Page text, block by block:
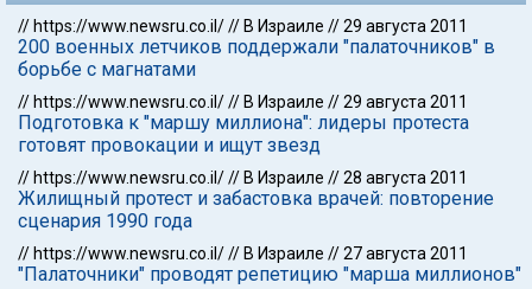
// https://www.newsru.co.il/// В Израиле //29 августа 2011
200 военных летчиков поддержали "палаточников" в
борьбе с магнатами
// https://www.newsru.co.il/// В Израиле //29 августа 2011
Подготовка к "маршу миллиона": лидеры протеста
готовят провокации и ищут звезд
// https://www.newsru.co.il/// В Израиле //28 августа 2011
Жилищный протест и забастовка врачей: повторение
сценария 1990 года
// https://www.newsru.co.il/// В Израиле //27 августа 2011
"Палаточники" проводят репетицию "марша миллионов"